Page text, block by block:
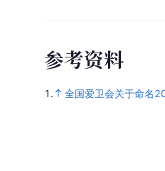
参考资料
1. 全国爱卫会关于命名